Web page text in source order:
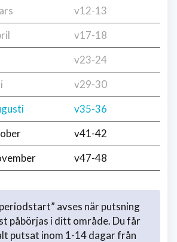
v12-13
v17-18
v23-24
v29-30
v35-36
v41-42
v47-48
avses när putsning
påbörjas i ditt område. Du får
putsat inom 1-14 dagar från